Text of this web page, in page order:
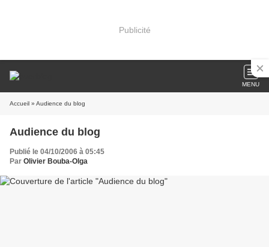
Publicité
MENU
Accueil » Audience du blog
Audience du blog
Publié le 04/10/2006 à 05:45
Par Olivier Bouba-Olga